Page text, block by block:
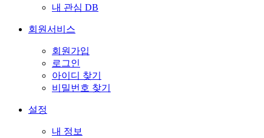
내 관심 DB
회원서비스
회원가입
로그인
아이디 찾기
비밀번호 찾기
설정
내 정보